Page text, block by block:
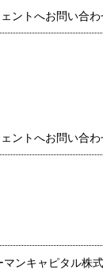
ントへお問い合わ
ントへお問い合わ
ンキャピタル株